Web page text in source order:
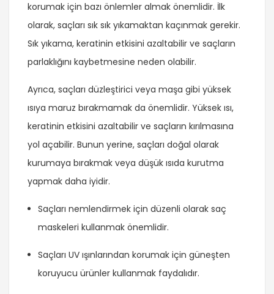
korumak için bazı önlemler almak önemlidir. İlk
olarak, saçları sık sık yıkamaktan kaçınmak gerekir.
Sık yıkama, keratinin etkisini azaltabilir ve saçların
parlaklığını kaybetmesine neden olabilir.
Ayrıca, saçları düzleştirici veya maşa gibi yüksek
ısıya maruz bırakmamak da önemlidir. Yüksek ısı,
keratinin etkisini azaltabilir ve saçların kırılmasına
yol açabilir. Bunun yerine, saçları doğal olarak
kurumaya bırakmak veya düşük ısıda kurutma
yapmak daha iyidir.
Saçları nemlendirmek için düzenli olarak saç
maskeleri kullanmak önemlidir.
Saçları UV ışınlarından korumak için güneşten
koruyucu ürünler kullanmak faydalıdır.